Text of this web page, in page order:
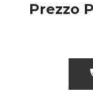
Prezzo